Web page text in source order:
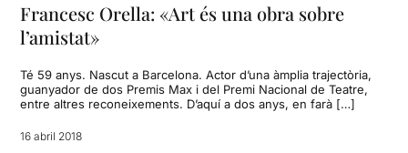
Francesc Orella: «Art és una obra sobre
l’amistat»
Té 59 anys. Nascut a Barcelona. Actor d’una àmplia trajectòria,
guanyador de dos Premis Max i del Premi Nacional de Teatre,
entre altres reconeixements. D’aquí a dos anys, en farà […]
16 abril 2018